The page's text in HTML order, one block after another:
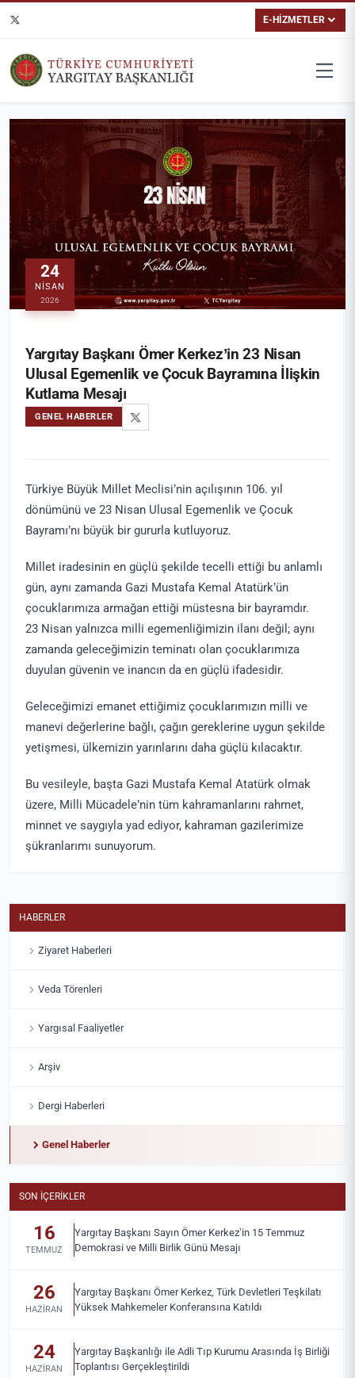
E-HİZMETLER
24
NISAN
2026
Yargıtay Başkanı Ömer Kerkez’in 23 Nisan
Ulusal Egemenlik ve Çocuk Bayramına İlişkin
Kutlama Mesajı
GENEL HABERLER
Türkiye Büyük Millet Meclisi’nin açılışının 106. yıl
dönümünü ve 23 Nisan Ulusal Egemenlik ve Çocuk
Bayramı’nı büyük bir gururla kutluyoruz.
Millet iradesinin en güçlü şekilde tecelli ettiği bu anlamlı
gün, aynı zamanda Gazi Mustafa Kemal Atatürk’ün
çocuklarımıza armağan ettiği müstesna bir bayramdır.
23 Nisan yalnızca milli egemenliğimizin ilanı değil; aynı
zamanda geleceğimizin teminatı olan çocuklarımıza
duyulan güvenin ve inancın da en güçlü ifadesidir.
Geleceğimizi emanet ettiğimiz çocuklarımızın milli ve
manevi değerlerine bağlı, çağın gereklerine uygun şekilde
yetişmesi, ülkemizin yarınlarını daha güçlü kılacaktır.
Bu vesileyle, başta Gazi Mustafa Kemal Atatürk olmak
üzere, Milli Mücadele’nin tüm kahramanlarını rahmet,
minnet ve saygıyla yad ediyor, kahraman gazilerimize
şükranlarımı sunuyorum.
HABERLER
Ziyaret Haberleri
Veda Törenleri
Yargısal Faaliyetler
Arşiv
Dergi Haberleri
Genel Haberler
SON İÇERIKLER
16
TEMMUZ
Yargıtay Başkanı Sayın Ömer Kerkez’in 15 Temmuz
Demokrasi ve Milli Birlik Günü Mesajı
26
HAZIRAN
Yargıtay Başkanı Ömer Kerkez, Türk Devletleri Teşkilatı
Yüksek Mahkemeler Konferansına Katıldı
24
HAZIRAN
Yargıtay Başkanlığı ile Adli Tıp Kurumu Arasında İş Birliği
Toplantısı Gerçekleştirildi